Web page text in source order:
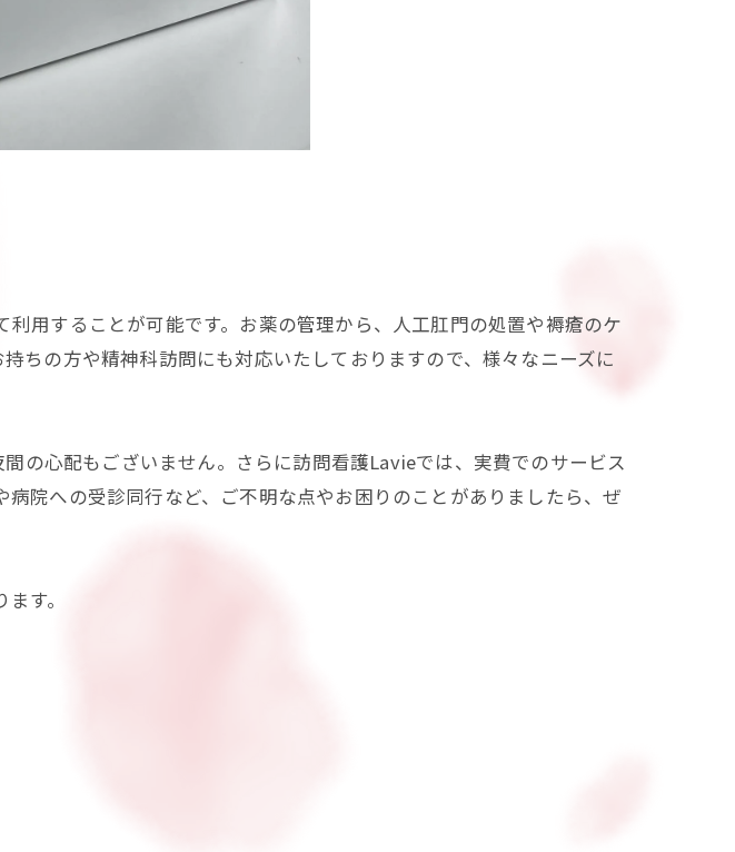
用することが可能です。お薬の管理から、人工肛門の処置や褥瘡のケ
ちの方や精神科訪問にも対応いたしておりますので、様々なニーズに
の心配もございません。さらに訪問看護Lavieでは、実費でのサービス
院への受診同行など、ご不明な点やお困りのことがありましたら、ぜ
す。